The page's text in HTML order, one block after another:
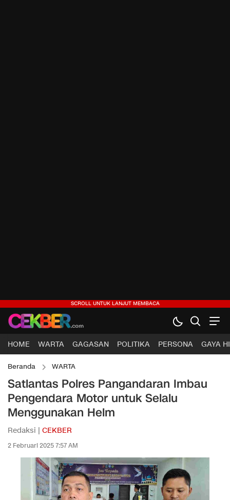
HOME WARTA GAGASAN POLITIKA PERSONA GAYA
Beranda WARTA
Satlantas Polres Pangandaran Imbau
Pengendara Motor untuk Selalu
Menggunakan Helm
Redaksi | CEKBER
2 Februari 2025 7:57 AM